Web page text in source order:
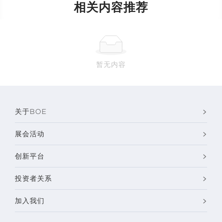
相关内容推荐
暂无内容
关于BOE
展会活动
创新平台
投资者关系
加入我们